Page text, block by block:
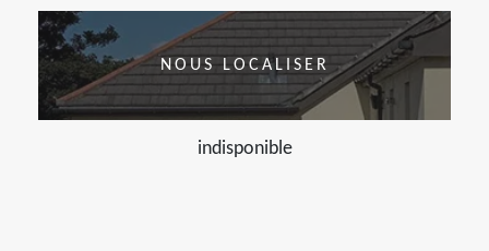
NOUS LOCALISER
indisponible